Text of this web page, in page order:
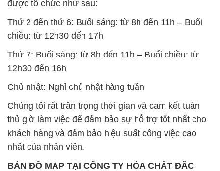
12h30 đến 16h
Chủ nhật: Nghỉ chủ nhật hàng tuần
thủ giờ làm việc để đảm bảo sự hỗ trợ tốt nhất cho
khách hàng và đảm bảo hiệu suất công việc cao
nhất của nhân viên.
BẢN ĐỒ MAP TẠI CÔNG TY HÓA CHẤT ĐẮC
TRƯỜNG PHÁT
ĐỊA CHỈ: 1229C Quốc lộ 1A, Phường Bình Trị
Đông B, Quận Bình Tân, Sài Gòn TP. Hồ Chí
Minh